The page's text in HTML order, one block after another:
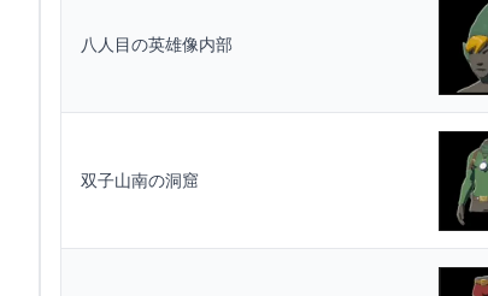
八人目の英雄像内部
双子山南の洞窟